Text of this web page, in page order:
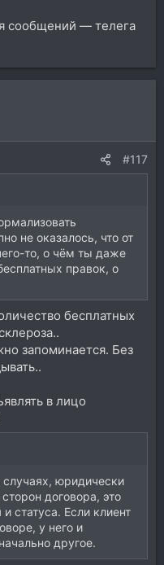
сообщений — телега
#117
не оказалось, что от
то, о чём ты даже
правок, о
бесплатных
запоминается. Без
в лицо
случаях, юридически
договора, это
статуса. Если клиент
у него и
другое.